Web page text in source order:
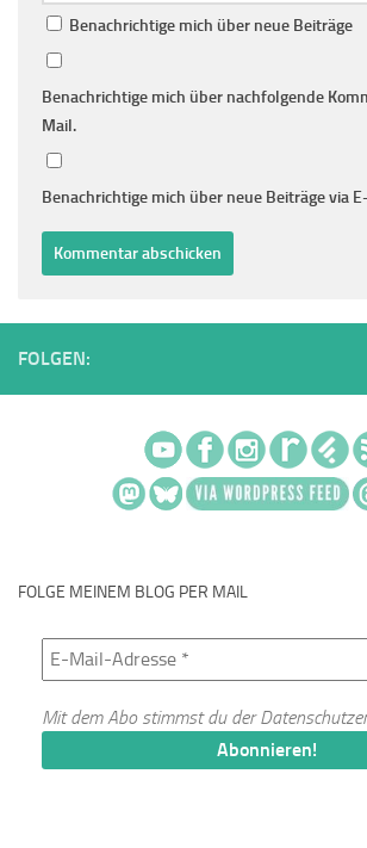
Benachrichtige mich über neue Beiträge
Benachrichtige mich über nachfolgende
Mail.
Benachrichtige mich über neue Beiträge via
FOLGEN:
FOLGE MEINEM BLOG PER MAIL
Mit dem Abo stimmst du der